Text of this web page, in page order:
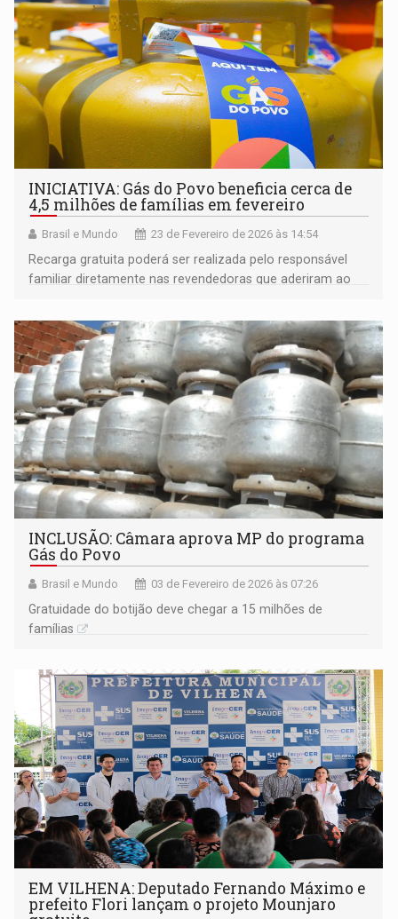
INICIATIVA: Gás do Povo beneficia cerca de
4,5 milhões de famílias em fevereiro
Brasil e Mundo 23 de Fevereiro de 2026 às 14:54
Recarga gratuita poderá ser realizada pelo responsável
familiar diretamente nas revendedoras que aderiram ao
50 milhões de pessoas
INCLUSÃO: Câmara aprova MP do programa
Gás do Povo
Brasil e Mundo 03 de Fevereiro de 2026 às 07:26
Gratuidade do botijão deve chegar a 15 milhões de
famílias
EM VILHENA: Deputado Fernando Máximo e
prefeito Flori lançam o projeto Mounjaro